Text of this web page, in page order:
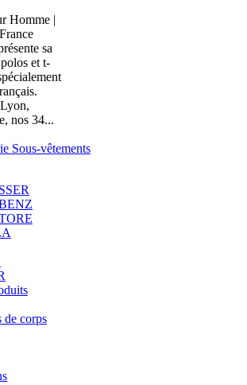
Homme |
sa
et t-
nos 34...
Sous-vêtements
de corps